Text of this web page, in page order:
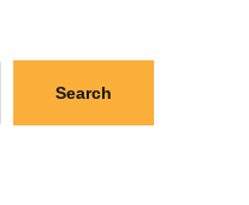
Search